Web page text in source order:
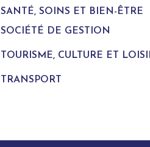
SANTÉ, SOINS ET BIEN-ÊTRE
SOCIÉTÉ DE GESTION
TOURISME, CULTURE ET
TRANSPORT